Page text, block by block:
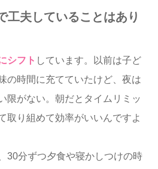
工夫していることはあり
シフト しています。以前は子ど
の時間に充てていたけど、夜は
限がない。朝だとタイムリミッ
取り組めて効率がいいんですよ
30分ずつ夕食や寝かしつけの時